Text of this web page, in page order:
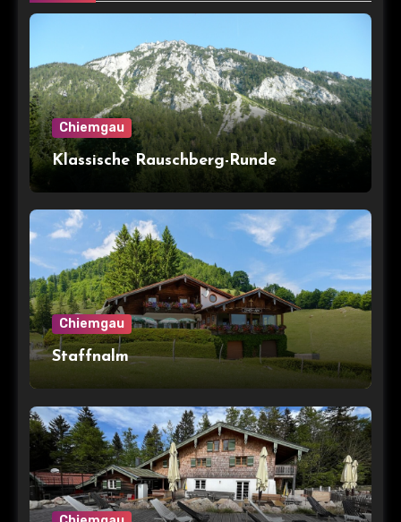
Chiemgau
Klassische Rauschberg-Runde
Chiemgau
Staffnalm